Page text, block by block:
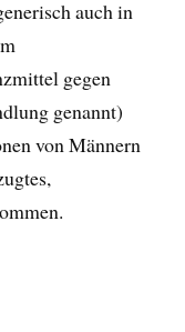
auch in
gegen
genannt)
von Männern